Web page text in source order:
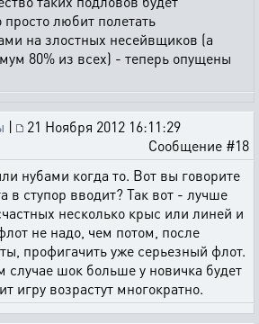
любит полетать
на злостных несейвщиков (а
80% из всех) - теперь опущены
|
21 Ноября 2012 16:11:29
Сообщение #18
нубами когда то. Вот вы говорите
в ступор вводит? Так вот - лучше
несколько крыс или линей и
не надо, чем потом, после
профигачить уже серьезный флот.
случае шок больше у новичка будет
игру возрастут многократно.